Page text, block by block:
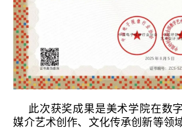
此次获奖成果是美术学院在数
媒介艺术创作、文化传承创新等领